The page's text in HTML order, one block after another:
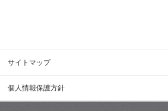
サイトマップ
個人情報保護方針